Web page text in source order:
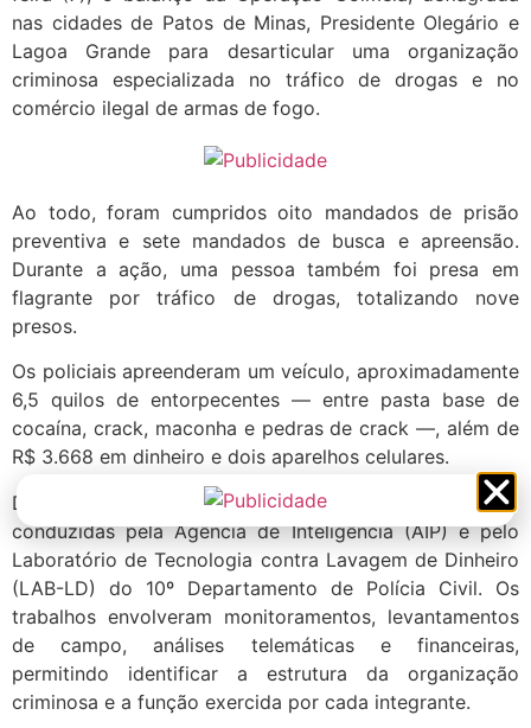
nas cidades de Patos de Minas, Presidente Olegário e
Lagoa Grande para desarticular uma organização
criminosa especializada no tráfico de drogas e no
comércio ilegal de armas de fogo.
Ao todo, foram cumpridos oito mandados de prisão
preventiva e sete mandados de busca e apreensão.
Durante a ação, uma pessoa também foi presa em
flagrante por tráfico de drogas, totalizando nove
presos.
Os policiais apreenderam um veículo, aproximadamente
6,5 quilos de entorpecentes — entre pasta base de
cocaína, crack, maconha e pedras de crack —, além de
R$ 3.668 em dinheiro e dois aparelhos celulares.
De acordo com a Polícia Civil, as investigações foram
conduzidas pela Agência de Inteligência (AIP) e pelo
Laboratório de Tecnologia contra Lavagem de Dinheiro
(LAB-LD) do 10º Departamento de Polícia Civil. Os
trabalhos envolveram monitoramentos, levantamentos
de campo, análises telemáticas e financeiras,
permitindo identificar a estrutura da organização
criminosa e a função exercida por cada integrante.